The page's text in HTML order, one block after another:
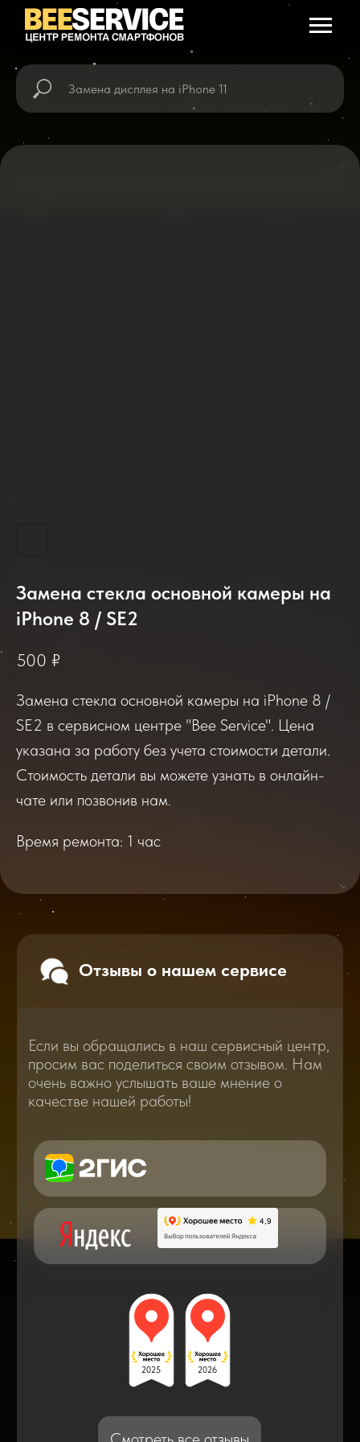
Замена стекла основной камеры на
iPhone 8 / SE2
500 ₽
Замена стекла основной камеры на iPhone 8 /
SE2 в сервисном центре "Bee Service". Цена
указана за работу без учета стоимости детали.
Стоимость детали вы можете узнать в онлайн-
чате или позвонив нам.
Время ремонта: 1 час
Если вы обращались в наш сервисный центр,
просим вас поделиться своим отзывом. Нам
очень важно услышать ваше мнение о
качестве нашей работы!
Отзывы о нашем сервисе
2026
2025
Перейти
Блог статей - важное,
полезное, новое
В нашем блоге статей мы расскажем
Вам о самом важном, полезном и новом
в мире смартфонов и не только
Дисплейные модули: Отличия, качества